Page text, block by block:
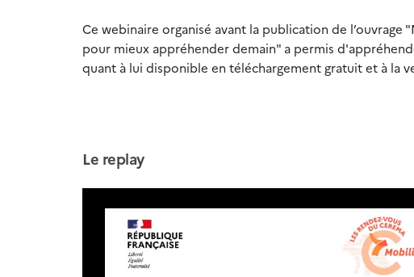
Ce webinaire organisé avant la publication de
pour mieux appréhender demain" a permis
quant à lui disponible en téléchargement gratuit et à la
Le replay